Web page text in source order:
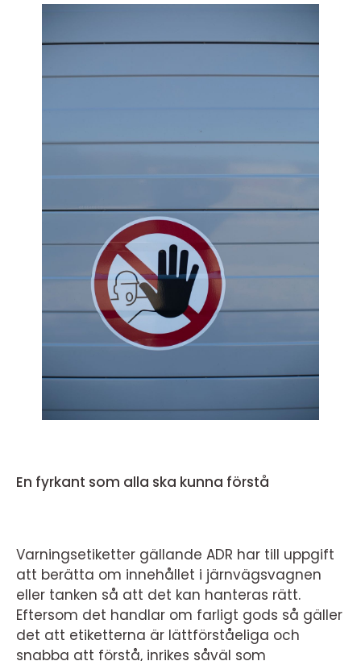
En fyrkant som alla ska kunna förstå
Varningsetiketter gällande ADR har till uppgift
att berätta om innehållet i järnvägsvagnen
eller tanken så att det kan hanteras rätt.
Eftersom det handlar om farligt gods så gäller
det att etiketterna är lättförståeliga och
snabba att förstå, inrikes såväl som